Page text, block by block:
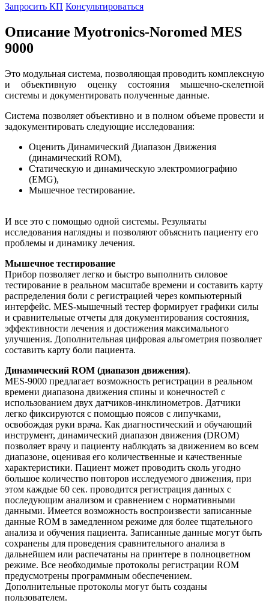
Запросить КП Консультироваться
Описание Myotronics-Noromed MES
9000
Это модульная система, позволяющая проводить комплексную
и объективную оценку состояния мышечно-скелетной
системы и документировать полученные данные.
Система позволяет объективно и в полном объеме провести и
задокументировать следующие исследования:
Оценить Динамический Диапазон Движения
(динамический ROM),
Статическую и динамическую электромиографию
(EMG),
Мышечное тестирование.
И все это с помощью одной системы. Результаты
исследования наглядны и позволяют объяснить пациенту его
проблемы и динамику лечения.
Мышечное тестирование
Прибор позволяет легко и быстро выполнить силовое
тестирование в реальном масштабе времени и составить карту
распределения боли с регистрацией через компьютерный
интерфейс. MES-мышечный тестер формирует графики силы
и сравнительные отчеты для документирования состояния,
эффективности лечения и достижения максимального
улучшения. Дополнительная цифровая альгометрия позволяет
составить карту боли пациента.
Динамический ROM (диапазон движения).
MES-9000 предлагает возможность регистрации в реальном
времени диапазона движения спины и конечностей с
использованием двух датчиков-инклинометров. Датчики
легко фиксируются с помощью поясов с липучками,
освобождая руки врача. Как диагностический и обучающий
инструмент, динамический диапазон движения (DROM)
позволяет врачу и пациенту наблюдать за движением во всем
диапазоне, оценивая его количественные и качественные
характеристики. Пациент может проводить сколь угодно
большое количество повторов исследуемого движения, при
этом каждые 60 сек. проводится регистрация данных с
последующим анализом и сравнением с нормативными
данными. Имеется возможность воспроизвести записанные
данные ROM в замедленном режиме для более тщательного
анализа и обучения пациента. Записанные данные могут быть
сохранены для проведения сравнительного анализа в
дальнейшем или распечатаны на принтере в полноцветном
режиме. Все необходимые протоколы регистрации ROM
предусмотрены программным обеспечением.
Дополнительные протоколы могут быть созданы
пользователем.